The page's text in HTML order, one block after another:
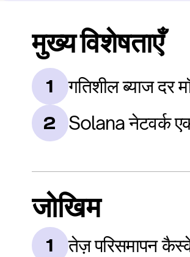
मुख्य विशेषताएँ
1 गतिशील ब्याज दर
2 Solana नेटवर्क
जोखिम
1 तेज़ परिसमापन